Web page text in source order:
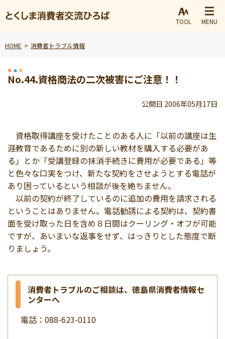
TOOL MENU
HOME 消費者トラブル情報
No.44.資格商法の二次被害にご注意！！
公開日 2006年05月17日
資格取得講座を受けたことのある人に「以前の講座は生
涯教育であるために別の新しい教材を購入する必要があ
る」とか「受講登録の抹消手続きに費用が必要である」等
と色々な口実をつけ、新たな契約をさせようとする電話が
あり困っているという相談が後を絶ちません。
以前の契約が終了しているのに追加の費用を請求される
ということはありません。電話勧誘による契約は、契約書
面を受け取った日を含め８日間はクーリング・オフが可能
ですが、あいまいな返事をせず、はっきりとした態度で断
りましょう。
消費者トラブルのご相談は、徳島県消費者情報セ
ンターへ
電話：088-623-0110